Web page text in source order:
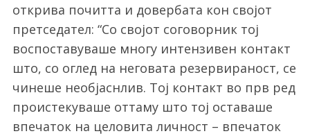
открива почитта и довербата кон својот
претседател: “Со својот соговорник тој
воспоставуваше многу интензивен контакт
што, со оглед на неговата резервираност, се
чинеше необјаснлив. Тој контакт во прв ред
проистекуваше оттаму што тој оставаше
впечаток на целовита личност – впечаток